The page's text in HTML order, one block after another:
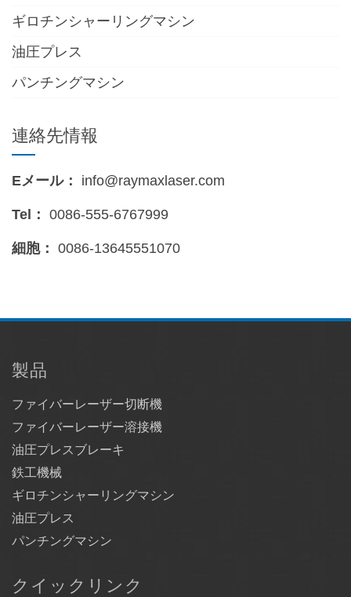
ギロチンシャーリングマシン
油圧プレス
パンチングマシン
連絡先情報
Eメール： info@raymaxlaser.com
Tel： 0086-555-6767999
細胞： 0086-13645551070
製品
ファイバーレーザー切断機
ファイバーレーザー溶接機
油圧プレスブレーキ
鉄工機械
ギロチンシャーリングマシン
油圧プレス
パンチングマシン
クイックリンク